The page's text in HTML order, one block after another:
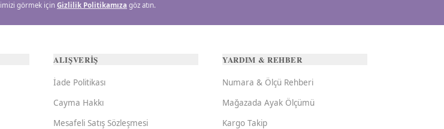
görmek için Gizlilik Politikamıza göz atın.
ALIŞVERİŞ
İade Politikası
Cayma Hakkı
Mesafeli Satış Sözleşmesi
YARDIM & REHBER
Numara & Ölçü Rehberi
Mağazada Ayak Ölçümü
Kargo Takip